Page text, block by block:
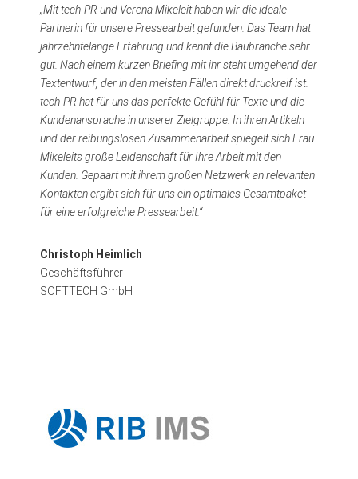
„Mit tech-PR und Verena Mikeleit haben wir die ideale
Partnerin für unsere Pressearbeit gefunden. Das Team hat
jahrzehntelange Erfahrung und kennt die Baubranche sehr
gut. Nach einem kurzen Briefing mit ihr steht umgehend der
Textentwurf, der in den meisten Fällen direkt druckreif ist.
tech-PR hat für uns das perfekte Gefühl für Texte und die
Kundenansprache in unserer Zielgruppe. In ihren Artikeln
und der reibungslosen Zusammenarbeit spiegelt sich Frau
Mikeleits große Leidenschaft für Ihre Arbeit mit den
Kunden. Gepaart mit ihrem großen Netzwerk an relevanten
Kontakten ergibt sich für uns ein optimales Gesamtpaket
für eine erfolgreiche Pressearbeit.“
Christoph Heimlich
Geschäftsführer
SOFTTECH GmbH